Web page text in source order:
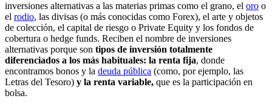
inversiones alternativas a las materias primas como el grano, el oro o
el rodio, las divisas (o más conocidas como Forex), el arte y objetos
de colección, el capital de riesgo o Private Equity y los fondos de
cobertura o hedge funds. Reciben el nombre de inversiones
alternativas porque son tipos de inversión totalmente
diferenciados a los más habituales: la renta fija, donde
encontramos bonos y la deuda pública (como, por ejemplo, las
Letras del Tesoro) y la renta variable, que es la participación en
bolsa.